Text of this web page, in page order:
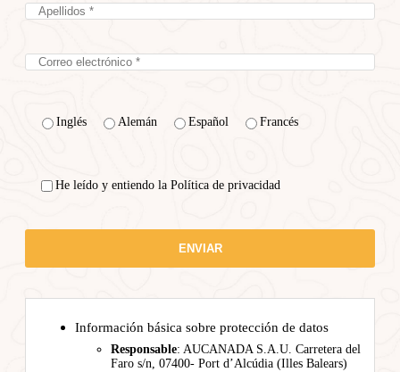
Inglés Alemán Español Francés
He leído y entiendo la Política de privacidad
Información básica sobre protección de datos
Responsable: AUCANADA S.A.U. Carretera del
Faro s/n, 07400- Port d’Alcúdia (Illes Balears)